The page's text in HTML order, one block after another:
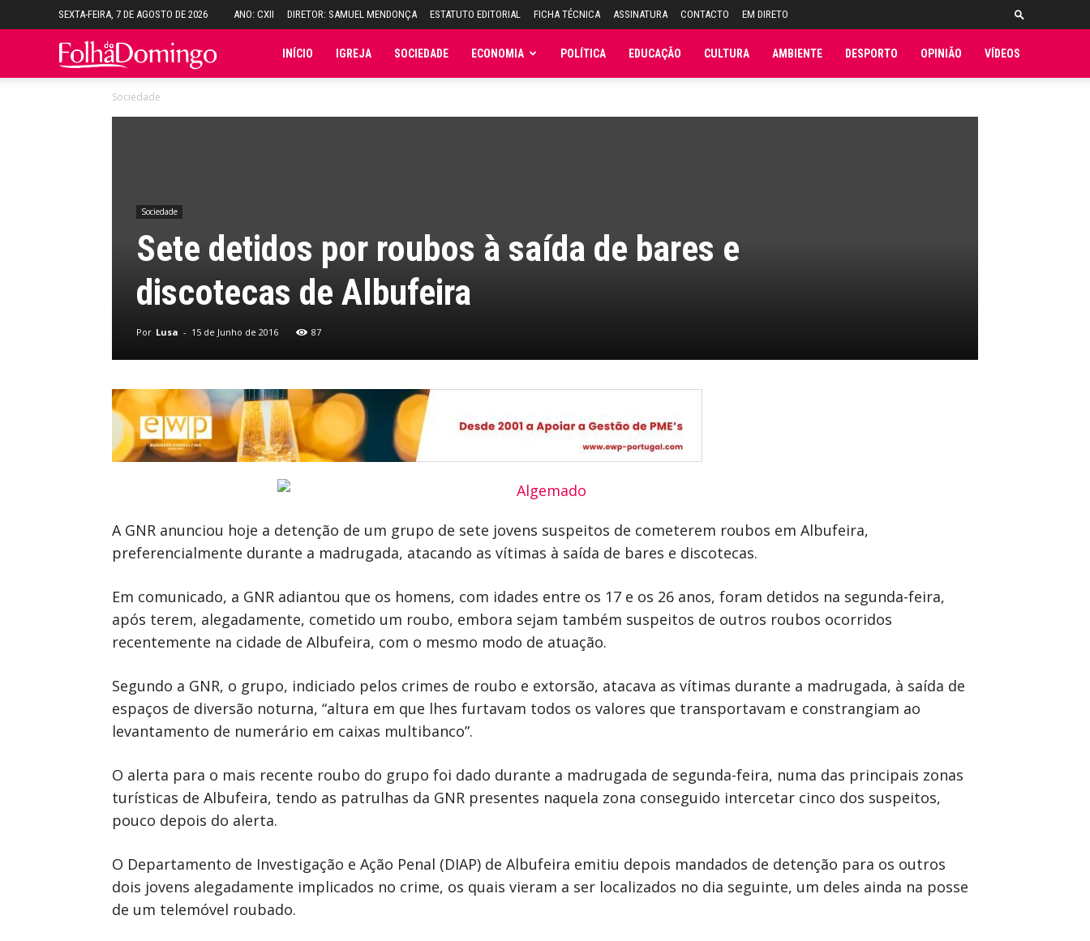
SEXTA-FEIRA, 7 DE AGOSTO DE 2026 ANO: CXII DIRETOR: SAMUEL MENDONÇA ESTATUTO EDITORIAL FICHA TÉCNICA ASSINATURA CONTACTO EM DIRETO
Folha INÍCIO IGREJA SOCIEDADE ECONOMIA POLÍTICA EDUCAÇÃO CULTURA AMBIENTE DESPORTO OPINIÃO VÍDEOS
Sociedade
Sociedade
Sete detidos por roubos à saída de bares e
discotecas de Albufeira
Por Lusa - 15 de Junho de 2016 87
A GNR anunciou hoje a detenção de um grupo de sete jovens suspeitos de cometerem roubos em Albufeira,
preferencialmente durante a madrugada, atacando as vítimas à saída de bares e discotecas.
Em comunicado, a GNR adiantou que os homens, com idades entre os 17 e os 26 anos, foram detidos na segunda-feira,
após terem, alegadamente, cometido um roubo, embora sejam também suspeitos de outros roubos ocorridos
recentemente na cidade de Albufeira, com o mesmo modo de atuação.
Segundo a GNR, o grupo, indiciado pelos crimes de roubo e extorsão, atacava as vítimas durante a madrugada, à saída de
espaços de diversão noturna, “altura em que lhes furtavam todos os valores que transportavam e constrangiam ao
levantamento de numerário em caixas multibanco”.
O alerta para o mais recente roubo do grupo foi dado durante a madrugada de segunda-feira, numa das principais zonas
turísticas de Albufeira, tendo as patrulhas da GNR presentes naquela zona conseguido intercetar cinco dos suspeitos,
pouco depois do alerta.
O Departamento de Investigação e Ação Penal (DIAP) de Albufeira emitiu depois mandados de detenção para os outros
dois jovens alegadamente implicados no crime, os quais vieram a ser localizados no dia seguinte, um deles ainda na posse
de um telemóvel roubado.